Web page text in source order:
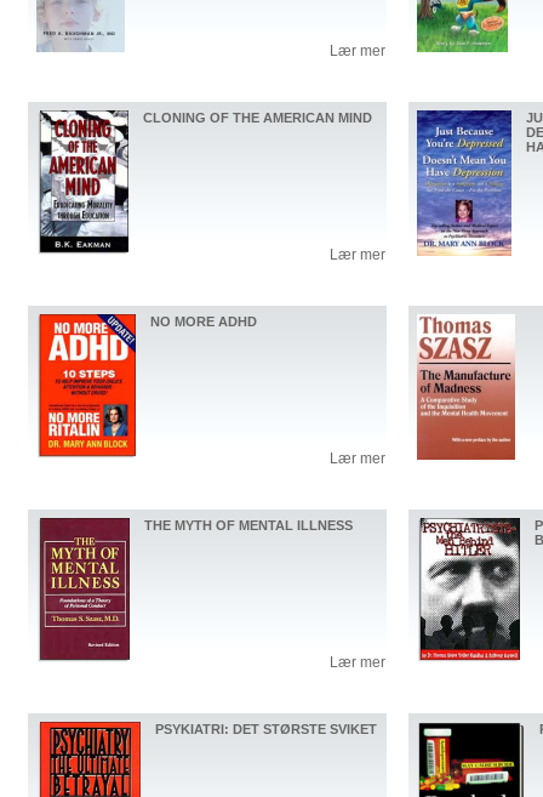
Lær mer
CLONING OF THE AMERICAN MIND
Lær mer
NO MORE ADHD
Lær mer
THE MYTH OF MENTAL ILLNESS
Lær mer
PSYKIATRI: DET STØRSTE SVIKET